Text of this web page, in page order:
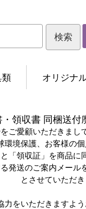
類 オリジナ
・領収書 同梱送付
ご愛顧いただきまし
環境保護、お客様の
「領収証」を商品に
発送のご案内メール
とさせていただ
力をいただきますよう